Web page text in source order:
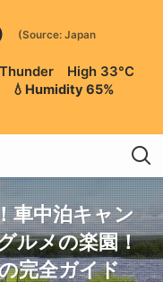
(Source: Japan
High 33°C
💧Humidity 65%
車中泊キャン
ルメの楽園！
完全ガイド